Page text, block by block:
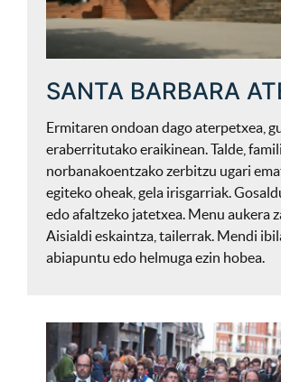
SANTA BARBARA
Ermitaren ondoan dago aterpetxea,
eraberritutako eraikinean. Talde,
norbanakoentzako zerbitzu ugari
egiteko oheak, gela irisgarriak.
edo afaltzeko jatetxea. Menu aukera
Aisialdi eskaintza, tailerrak. Mendi
abiapuntu edo helmuga ezin hobea.